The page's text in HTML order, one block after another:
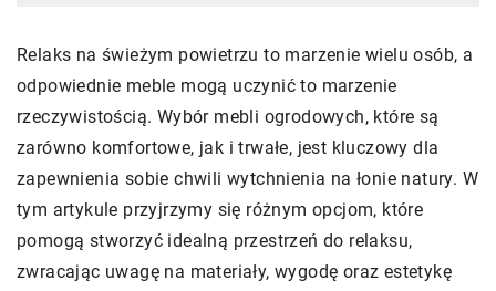
Relaks na świeżym powietrzu to marzenie wielu osób, a
odpowiednie meble mogą uczynić to marzenie
rzeczywistością. Wybór mebli ogrodowych, które są
zarówno komfortowe, jak i trwałe, jest kluczowy dla
zapewnienia sobie chwili wytchnienia na łonie natury. W
tym artykule przyjrzymy się różnym opcjom, które
pomogą stworzyć idealną przestrzeń do relaksu,
zwracając uwagę na materiały, wygodę oraz estetykę